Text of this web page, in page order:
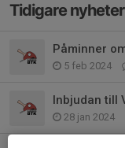
Tidigare nyheter
5 feb 2024
Inbjudan till
28 jan 2024